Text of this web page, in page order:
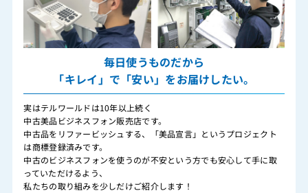
毎日使うものだから
「キレイ」で「安い」をお届けしたい。
実はテルワールドは10年以上続く
中古美品ビジネスフォン販売店です。
中古品をリファービッシュする、「美品宣言」というプロジェクト
は商標登録済みです。
中古のビジネスフォンを使うのが不安という方でも安心して手に取
っていただけるよう、
私たちの取り組みを少しだけご紹介します！